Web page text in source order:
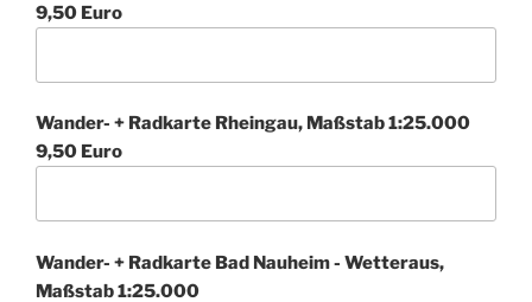
9,50 Euro
Wander- + Radkarte Rheingau, Maßstab 1:25.000
9,50 Euro
Wander- + Radkarte Bad Nauheim - Wetteraus,
Maßstab 1:25.000